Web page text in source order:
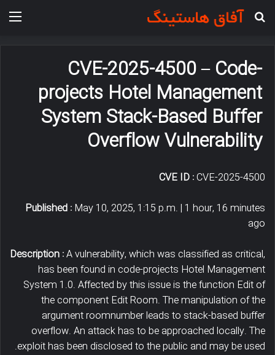
جستجو برای
CVE-2025-4500 – Code-
projects Hotel Management
System Stack-Based Buffer
Overflow Vulnerability
CVE ID :CVE-2025-4500
Published : May 10, 2025, 1:15 p.m. | 1 hour, 16 minutes
ago
Description :A vulnerability, which was classified as critical,
has been found in code-projects Hotel Management
System 1.0. Affected by this issue is the function Edit of
the component Edit Room. The manipulation of the
argument roomnumber leads to stack-based buffer
overflow. An attack has to be approached locally. The
exploit has been disclosed to the public and may be used.